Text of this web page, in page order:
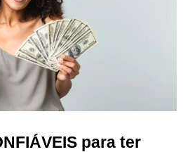
para ter